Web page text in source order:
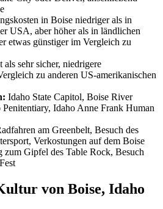
in Boise niedriger als in
USA, aber höher als in ländlichen
etwas günstiger im Vergleich zu
als sehr sicher, niedrigere
zu anderen US-amerikanischen
Idaho State Capitol, Boise River
Idaho Anne Frank Human
am Greenbelt, Besuch des
Verkostungen auf dem Boise
zum Gipfel des Table Rock, Besuch
von Boise, Idaho